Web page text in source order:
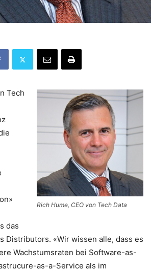
Rich Hume, CEO von Tech Data
Tech
das
Distributors. «Wir wissen alle, dass es
Wachstumsraten bei Software-as-
as-a-Service als im